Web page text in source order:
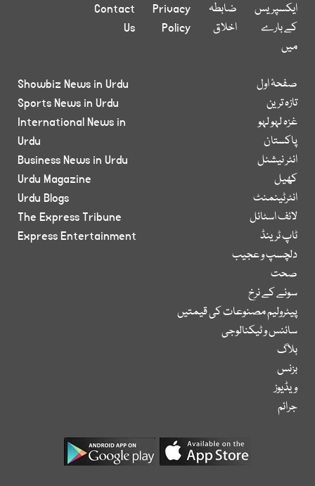
ایکسپریس
کے بارے
میں
ضابطہ
اخلاق
Privacy
Policy
Contact
Us
صفحۂ اول
تازہ ترین
غزہ لہو لہو
پاکستان
انٹر نیشنل
کھیل
انٹرٹینمنٹ
لائف اسٹائل
ٹاپ ٹرینڈ
دلچسپ و عجیب
صحت
سونے کے نرخ
پیٹرولیم مصنوعات کی قیمتیں
سائنس و ٹیکنالوجی
بلاگ
بزنس
ویڈیوز
جرائم
Showbiz News in Urdu
Sports News in Urdu
International News in
Urdu
Business News in Urdu
Urdu Magazine
Urdu Blogs
The Express Tribune
Express Entertainment